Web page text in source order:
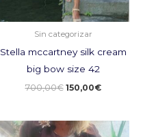
Sin categorizar
Stella mccartney silk cream
big bow size 42
700,00€ 150,00€
El
El